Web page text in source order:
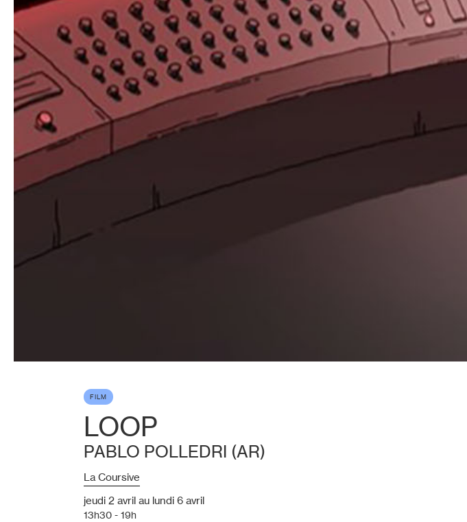
FILM
LOOP
PABLO POLLEDRI (AR)
La Coursive
jeudi 2 avril au lundi 6 avril
13h30 - 19h